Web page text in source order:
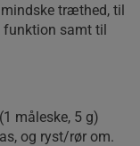
træthed, til
funktion samt til
måleske, 5 g)
og ryst/rør om.